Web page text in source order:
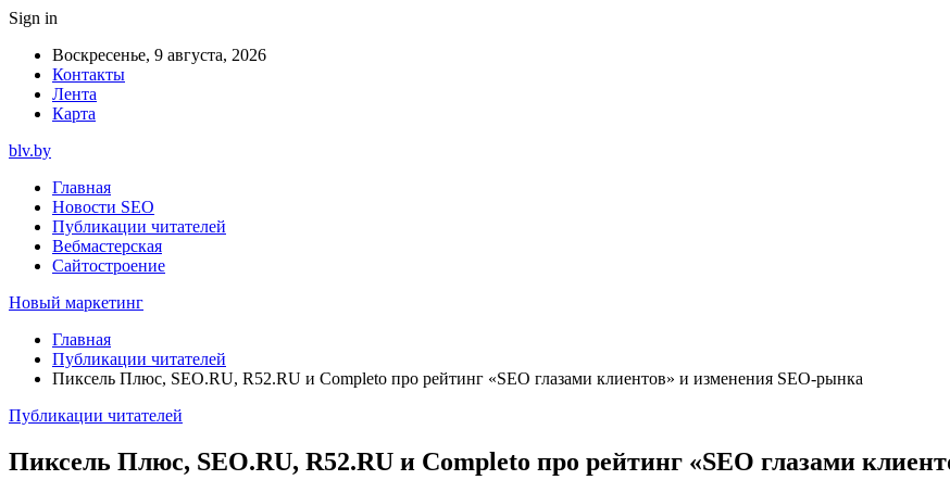
Sign in
Воскресенье, 9 августа, 2026
Контакты
Лента
Карта
blv.by
Главная
Новости SEO
Публикации читателей
Вебмастерская
Сайтостроение
Новый маркетинг
Главная
Публикации читателей
Пиксель Плюс, SEO.RU, R52.RU и Completo про рейтинг «SEO глазами клиентов» и изменения SEO-рынка
Публикации читателей
Пиксель Плюс, SEO.RU, R52.RU и Completo про рейтинг «SEO глазами